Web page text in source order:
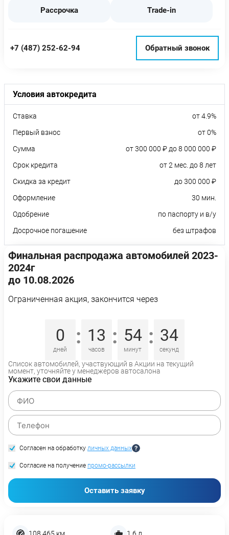
Рассрочка Trade-in
+7 (487) 252-62-94 Обратный звонок
Условия автокредита
Ставка
от 4.9%
Первый взнос
от 0%
Сумма
от 300 000 ₽ до 8 000 000 ₽
Срок кредита
от 2 мес. до 8 лет
Скидка за кредит
до 300 000 ₽
Оформление
30 мин.
Одобрение
по паспорту и в/у
Досрочное погашение
без штрафов
Финальная распродажа автомобилей 2023-
2024г
до 10.08.2026
Ограниченная акция, закончится через
0
дней
: 13
часов
: 54
минут
: 33
секунд
Список автомобилей, участвующий в Акции на текущий
момент, уточняйте у менеджеров автосалона
Укажите свои данные
Согласен на обработку личных данных
Согласие на получение промо-рассылки
Оставить заявку